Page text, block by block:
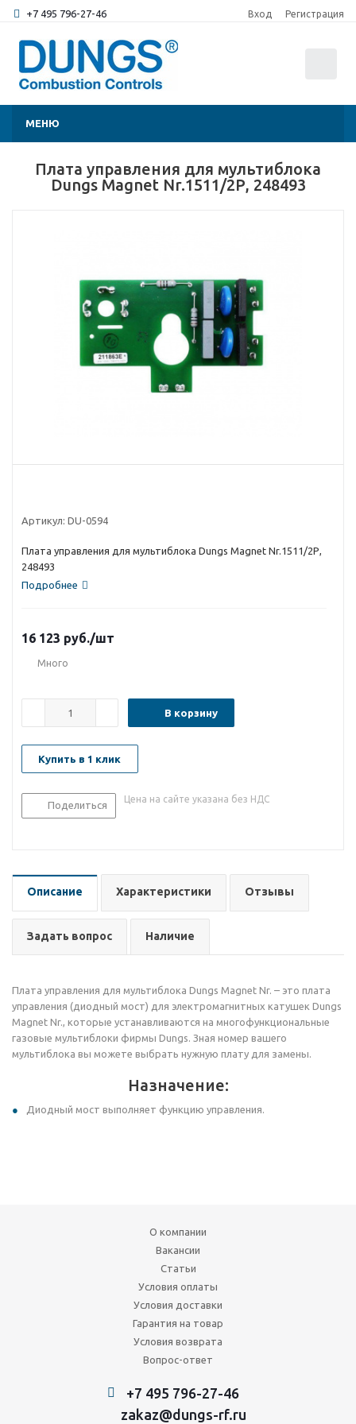
+7 495 796-27-46 Вход Регистрация
МЕНЮ
Плата управления для мультиблока
Dungs Magnet Nr.1511/2Р, 248493
Артикул: DU-0594
Плата управления для мультиблока Dungs Magnet Nr.1511/2Р,
248493
Подробнее
16 123 руб./шт
Много
В корзину
Купить в 1 клик
Поделиться
Цена на сайте указана без НДС
Описание Характеристики Отзывы
Задать вопрос Наличие
Плата управления для мультиблока Dungs Magnet Nr. – это плата
управления (диодный мост) для электромагнитных катушек Dungs
Magnet Nr., которые устанавливаются на многофункциональные
газовые мультиблоки фирмы Dungs. Зная номер вашего
мультиблока вы можете выбрать нужную плату для замены.
Назначение:
Диодный мост выполняет функцию управления.
О компании
Вакансии
Статьи
Условия оплаты
Условия доставки
Гарантия на товар
Условия возврата
Вопрос-ответ
+7 495 796-27-46
zakaz@dungs-rf.ru